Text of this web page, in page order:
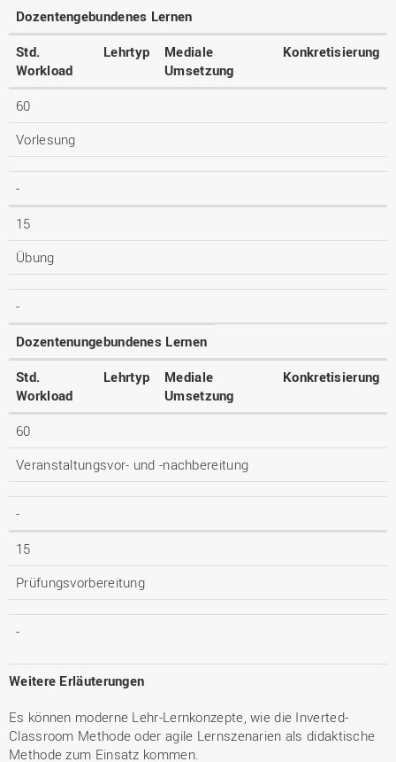
Dozentengebundenes Lernen
Std.
Workload
Lehrtyp
Mediale
Umsetzung
Konkretisierung
60
Vorlesung
-
15
Übung
-
Dozentenungebundenes Lernen
Std.
Workload
Lehrtyp
Mediale
Umsetzung
Konkretisierung
60
Veranstaltungsvor- und -nachbereitung
-
15
Prüfungsvorbereitung
-
Weitere Erläuterungen
Es können moderne Lehr-Lernkonzepte, wie die Inverted-
Classroom Methode oder agile Lernszenarien als didaktische
Methode zum Einsatz kommen.